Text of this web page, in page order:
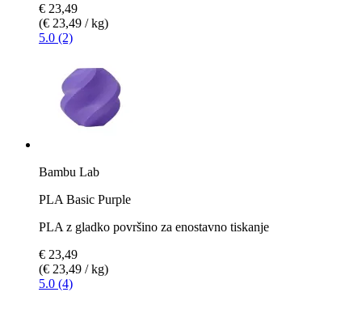
€ 23,49
(€ 23,49 / kg)
5.0 (2)
Bambu Lab
PLA Basic Purple
PLA z gladko površino za enostavno tiskanje
€ 23,49
(€ 23,49 / kg)
5.0 (4)